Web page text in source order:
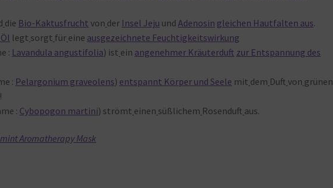
die Bio-Kaktusfrucht von der Insel Jeju undAdenosin gleichen Hautfalten aus.
legt sorgt für eine ausgezeichnete Feuchtigkeitswirkung
: Lavandula angustifolia) ist ein angenehmer Kräuterduft zur Entspannung des
: Pelargonium graveolens) entspannt Körper und Seele mit dem Duft von grünen
: Cybopogon martini) strömt einen süßlichem Rosenduft aus.
Aromatherapy Mask